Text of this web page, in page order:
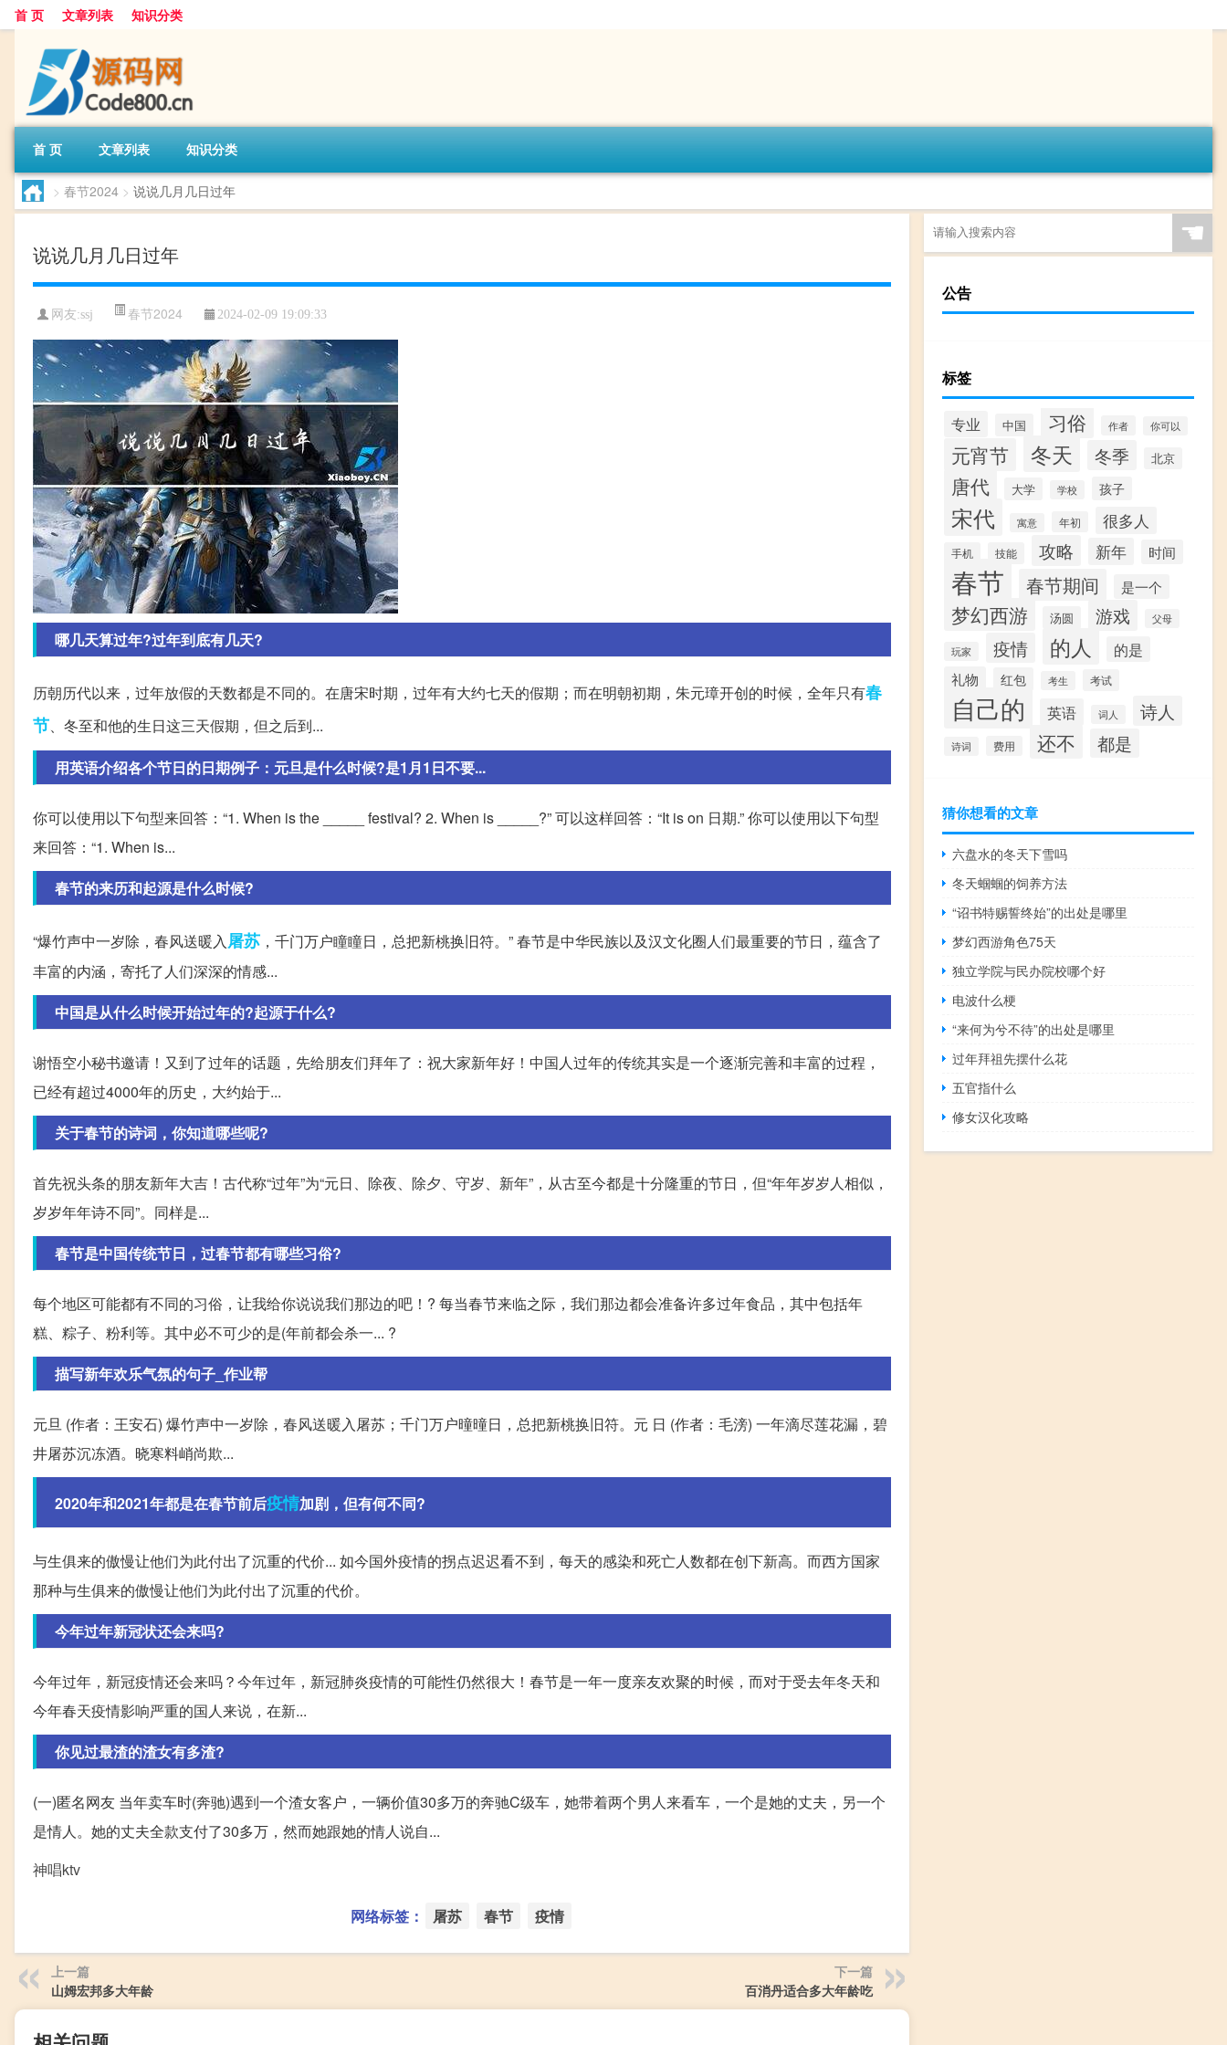
首 页 文章列表 知识分类
首 页 文章列表 知识分类
> 春节2024 > 说说几月几日过年
说说几月几日过年
网友:ssj 春节2024 2024-02-09 19:09:33
哪几天算过年?过年到底有几天?
历朝历代以来，过年放假的天数都是不同的。在唐宋时期，过年有大约七天的假期；而在明朝初期，朱元璋开创的时候，全年只有春
节 、冬至和他的生日这三天假期，但之后到...
用英语介绍各个节日的日期例子：元旦是什么时候?是1月1日不要...
你可以使用以下句型来回答：“1. When is the _____ festival? 2. When is _____?” 可以这样回答：“It is on 日期.” 你可以使用以下句型
来回答：“1. When is...
春节的来历和起源是什么时候?
“爆竹声中一岁除，春风送暖入屠苏 ，千门万户瞳瞳日，总把新桃换旧符。” 春节是中华民族以及汉文化圈人们最重要的节日，蕴含了
丰富的内涵，寄托了人们深深的情感...
中国是从什么时候开始过年的?起源于什么?
谢悟空小秘书邀请！又到了过年的话题，先给朋友们拜年了：祝大家新年好！中国人过年的传统其实是一个逐渐完善和丰富的过程，
已经有超过4000年的历史，大约始于...
关于春节的诗词，你知道哪些呢?
首先祝头条的朋友新年大吉！古代称“过年”为“元日、除夜、除夕、守岁、新年”，从古至今都是十分隆重的节日，但“年年岁岁人相似，
岁岁年年诗不同”。同样是...
春节是中国传统节日，过春节都有哪些习俗?
每个地区可能都有不同的习俗，让我给你说说我们那边的吧！? 每当春节来临之际，我们那边都会准备许多过年食品，其中包括年
糕、粽子、粉利等。其中必不可少的是(年前都会杀一... ?
描写新年欢乐气氛的句子_作业帮
元旦 (作者：王安石) 爆竹声中一岁除，春风送暖入屠苏；千门万户曈曈日，总把新桃换旧符。元 日 (作者：毛滂) 一年滴尽莲花漏，碧
井屠苏沉冻酒。晓寒料峭尚欺...
2020年和2021年都是在春节前后疫情加剧，但有何不同?
与生俱来的傲慢让他们为此付出了沉重的代价... 如今国外疫情的拐点迟迟看不到，每天的感染和死亡人数都在创下新高。而西方国家
那种与生俱来的傲慢让他们为此付出了沉重的代价。
今年过年新冠状还会来吗?
今年过年，新冠疫情还会来吗？今年过年，新冠肺炎疫情的可能性仍然很大！春节是一年一度亲友欢聚的时候，而对于受去年冬天和
今年春天疫情影响严重的国人来说，在新...
你见过最渣的渣女有多渣?
(一)匿名网友 当年卖车时(奔驰)遇到一个渣女客户，一辆价值30多万的奔驰C级车，她带着两个男人来看车，一个是她的丈夫，另一个
是情人。她的丈夫全款支付了30多万，然而她跟她的情人说自...
神唱ktv
网络标签： 屠苏 春节 疫情
上一篇
山姆宏邦多大年龄
下一篇
百消丹适合多大年龄吃
☚
公告
标签
专业 中国 习俗 作者 你可以
元宵节 冬天 冬季 北京
唐代 大学 学校 孩子
宋代 寓意 年初 很多人
手机 技能 攻略 新年 时间
春节 春节期间 是一个
梦幻西游 汤圆 游戏 父母
玩家 疫情 的人 的是
礼物 红包 考生 考试
自己的 英语 词人 诗人
诗词 费用 还不 都是
猜你想看的文章
六盘水的冬天下雪吗
冬天蝈蝈的饲养方法
“诏书特赐誓终始”的出处是哪里
梦幻西游角色75天
独立学院与民办院校哪个好
电波什么梗
“来何为兮不待”的出处是哪里
过年拜祖先摆什么花
五官指什么
修女汉化攻略